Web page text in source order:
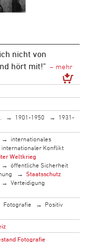
nicht von
hört mit!"
1901-1950
1931-
internationales
internationaler Konflikt
Weltkrieg
öffentliche Sicherheit
Staatsschutz
Verteidigung
Fotografie
Positiv
Fotografie